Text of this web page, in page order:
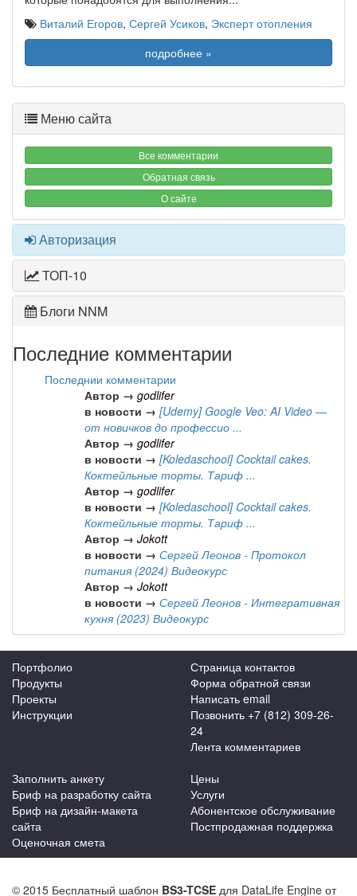
Виталий Егоров, Сергей Усиков, Эксперт отопления
подробнее »
Меню сайта
Все комментарии
Обратная связь
О сайте
Авторизация
ТОП-10
Блоги NNM
Последние комментарии
Последнии комментарии
Автор → godlifer
в новости → [Udemy] Google Veo: AI Video —
от новичков до профессио ...
Автор → godlifer
в новости → [Koledaschool] Cocktail cakes.
Коктейльные торты. Тариф ...
Автор → godlifer
в новости → [Koledaschool] Cocktail cakes.
Коктейльные торты. Тариф ...
Автор → Jokott
в новости → Сергей Леонов - Протокол
питания (2024) Видеокурс
Автор → Jokott
в новости → Сергей Леонов - Интегративная
кухня (2023) Видеокурс
Портфолио
Продукты
Проекты
Инструкции
Страница контактов
Форма обратной связи
Написать email
Позвонить +7 (812) 309-26-
24
Лента комментариев
Заполнить анкету
Бриф на разработку сайта
Бриф на дизайн-макета
сайта
Оценочная смета
Цены
Услуги
Абонентское обслуживание
Постпродажная поддержка
© 2015 Бесплатный шаблон BS3-TCSE для DataLife Engine от